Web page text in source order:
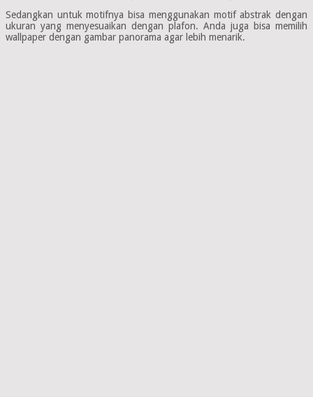
Sedangkan untuk motifnya bisa menggunakan motif abstrak dengan
ukuran yang menyesuaikan dengan plafon. Anda juga bisa memilih
wallpaper dengan gambar panorama agar lebih menarik.